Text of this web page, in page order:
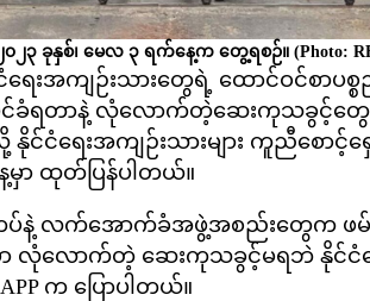
၂၃ ခုနှစ်၊ မေလ ၃ ရက်နေ့က တွေ့ရစဉ်။ (Photo:
ေးအကျဉ်းသားတွေရဲ့ ထောင်ဝင်စာပစ္စ
ခံရတာနဲ့ လုံလောက်တဲ့ဆေးကုသခွင့်တွေ
ငံရေးအကျဉ်းသားများ ကူညီစောင့်ရှ
မှာ ထုတ်ပြန်ပါတယ်။
ပ်နဲ့ လက်အောက်ခံအဖွဲ့အစည်းတွေက ဖမ်
မှာ လုံလောက်တဲ့ ဆေးကုသခွင့်မရဘဲ နိုင်ငံရ
က ပြောပါတယ်။